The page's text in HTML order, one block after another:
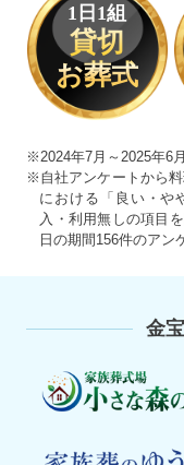
1 日 1組
貸切
お葬式
※2024年7月～2025年6
※自社アンケートから
における「良い・や
入・利用無しの項目
日の期間156件のアン
金